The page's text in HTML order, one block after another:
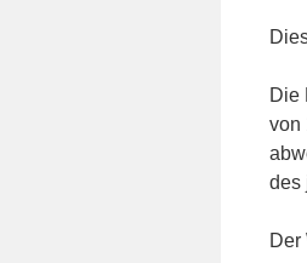
Die
von
des
Der